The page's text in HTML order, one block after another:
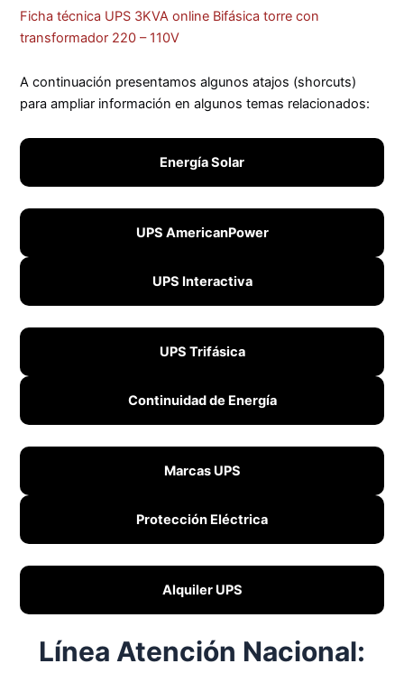
Ficha técnica UPS 3KVA online Bifásica torre con
transformador 220 – 110V
A continuación presentamos algunos atajos (shorcuts)
para ampliar información en algunos temas relacionados:
Energía Solar
UPS AmericanPower
UPS Interactiva
UPS Trifásica
Continuidad de Energía
Marcas UPS
Protección Eléctrica
Alquiler UPS
Línea Atención Nacional: